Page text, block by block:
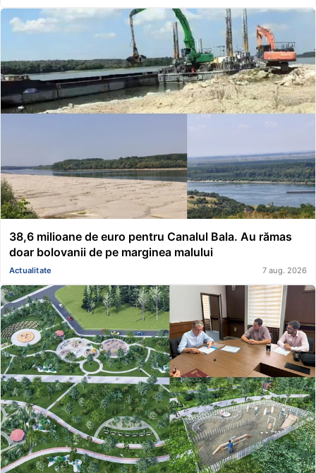
38,6 milioane de euro pentru Canalul Bala. Au rămas
doar bolovanii de pe marginea malului
Actualitate 7 aug. 2026